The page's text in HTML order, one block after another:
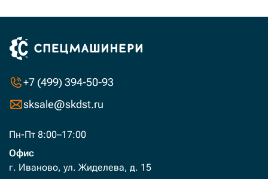
+7 (499) 394-50-93
sksale@skdst.ru
Пн-Пт 8:00–17:00
Офис
г. Иваново, ул. Жиделева, д. 15